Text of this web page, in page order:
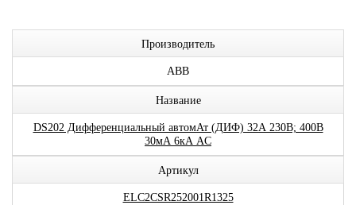
Производитель
ABB
Название
DS202 Дифференциальный автомАт (ДИФ) 32А 230В; 400В
30мА 6кА AC
Артикул
ELC2CSR252001R1325